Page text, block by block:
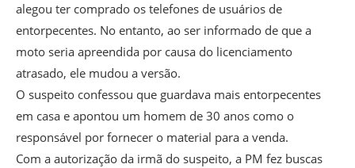
alegou ter comprado os telefones de usuários de
entorpecentes. No entanto, ao ser informado de que a
moto seria apreendida por causa do licenciamento
atrasado, ele mudou a versão.
O suspeito confessou que guardava mais entorpecentes
em casa e apontou um homem de 30 anos como o
responsável por fornecer o material para a venda.
Com a autorização da irmã do suspeito, a PM fez buscas